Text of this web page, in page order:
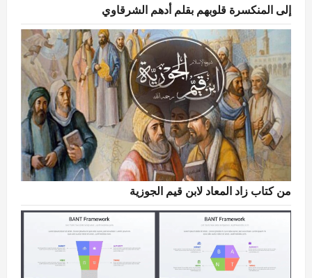
إلى المنكسرة قلوبهم بقلم أدهم الشرقاوي
من كتاب زاد المعاد لابن قيم الجوزية